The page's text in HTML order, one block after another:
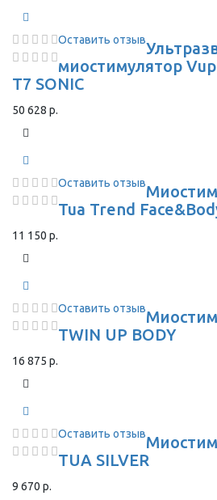
Оставить отзыв
миостимулятор
T7 SONIC
50 628 р.
Оставить отзыв
Tua Trend
11 150 р.
Оставить отзыв
TWIN UP BODY
16 875 р.
Оставить отзыв
TUA SILVER
9 670 р.